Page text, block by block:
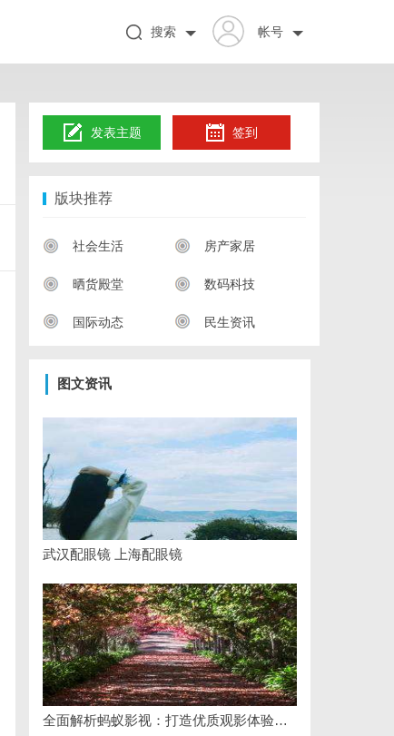
帐号
搜索
发表主题 签到
版块推荐
社会生活 房产家居
晒货殿堂 数码科技
国际动态 民生资讯
图文资讯
武汉配眼镜 上海配眼镜
全面解析蚂蚁影视：打造优质观影体验的新兴平台